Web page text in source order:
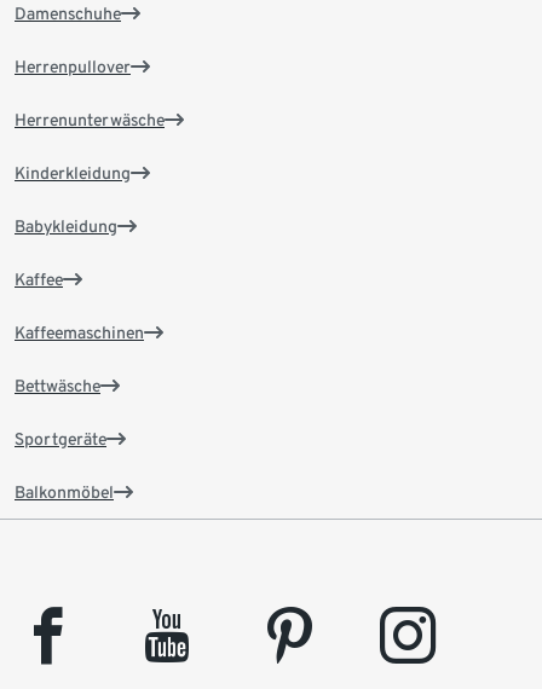
Damenschuhe
Herrenpullover
Herrenunterwäsche
Kinderkleidung
Babykleidung
Kaffee
Kaffeemaschinen
Bettwäsche
Sportgeräte
Balkonmöbel
facebook youtube pinterest instagram